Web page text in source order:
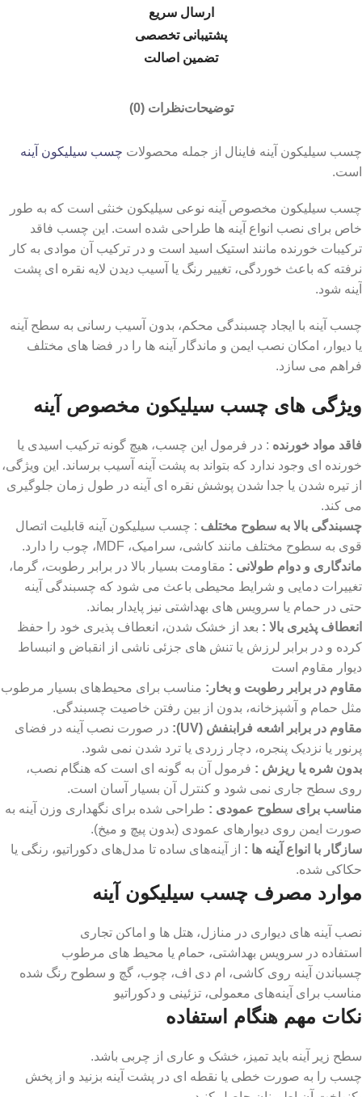
ارسال سریع
پشتیبانی تخصصی
تضمین اصالت
توضیحاتنظرات (0)
چسب سیلیکون آینه فاینال از جمله محصولات چسب سیلیکون آینه
است.
چسب سیلیکون مخصوص آینه نوعی سیلیکون خنثی است که به ‌طور
خاص برای نصب انواع آینه ‌ها طراحی شده است. این چسب فاقد
ترکیبات خورنده مانند استیک اسید است و در ترکیب آن موادی به کار
نرفته که باعث خوردگی، تغییر رنگ یا آسیب دیدن لایه نقره ‌ای پشت
آینه شود.
چسب آینه با ایجاد چسبندگی محکم، بدون آسیب‌ رسانی به سطح آینه
یا دیوار، امکان نصب ایمن و ماندگار آینه ‌ها را در فضا های مختلف
فراهم می ‌سازد.
ویژگی ‌های چسب سیلیکون مخصوص آینه
فاقد مواد خورنده : در فرمول این چسب، هیچ‌ گونه ترکیب اسیدی یا
خورنده ‌ای وجود ندارد که بتواند به پشت آینه آسیب برساند. این ویژگی،
از تیره ‌شدن یا جدا شدن پوشش نقره‌ ای آینه در طول زمان جلوگیری
می‌ کند.
چسبندگی بالا به سطوح مختلف : چسب سیلیکون آینه قابلیت اتصال
قوی به سطوح مختلف مانند کاشی، سرامیک، MDF، چوب را دارد.
ماندگاری و دوام طولانی : مقاومت بسیار بالا در برابر رطوبت، گرما،
تغییرات دمایی و شرایط محیطی باعث می ‌شود که چسبندگی آینه
حتی در حمام یا سرویس‌ های بهداشتی نیز پایدار بماند.
انعطاف‌ پذیری بالا : بعد از خشک شدن، انعطاف ‌پذیری خود را حفظ
کرده و در برابر لرزش یا تنش‌ های جزئی ناشی از انقباض و انبساط
دیوار مقاوم است
مقاوم در برابر رطوبت و بخار: مناسب برای محیط‌های بسیار مرطوب
مثل حمام و آشپزخانه، بدون از بین رفتن خاصیت چسبندگی.
مقاوم در برابر اشعه فرابنفش (UV)
: در صورت نصب آینه در فضای
پرنور یا نزدیک پنجره، دچار زردی یا ترد شدن نمی ‌شود.
بدون شره یا ریزش : فرمول آن به گونه ‌ای است که هنگام نصب،
روی سطح جاری نمی ‌شود و کنترل آن بسیار آسان است.
مناسب برای سطوح عمودی : طراحی شده برای نگهداری وزن آینه به
صورت ایمن روی دیوارهای عمودی (بدون پیچ و میخ).
سازگار با انواع آینه ‌ها : از آینه‌های ساده تا مدل‌های دکوراتیو، رنگی یا
حکاکی‌ شده.
موارد مصرف چسب سیلیکون آینه
نصب آینه‌ های دیواری در منازل، هتل ‌ها و اماکن تجاری
استفاده در سرویس بهداشتی، حمام یا محیط‌ های مرطوب
چسباندن آینه روی کاشی، ام‌ دی‌ اف، چوب، گچ و سطوح رنگ‌ شده
مناسب برای آینه‌های معمولی، تزئینی و دکوراتیو
نکات مهم هنگام استفاده
سطح زیر آینه باید تمیز، خشک و عاری از چربی باشد.
چسب را به ‌صورت خطی یا نقطه‌ ای در پشت آینه بزنید و از پخش